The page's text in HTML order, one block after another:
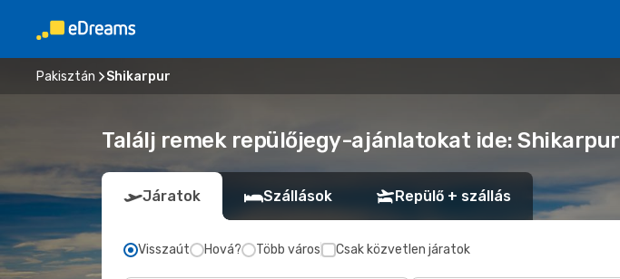
Pakisztán Shikarpur
Találj remek repülőjegy-ajánlatokat ide: Shikarpur
Járatok Szállások Repülő + szállás
Visszaút Hová? Több város Csak közvetlen járatok